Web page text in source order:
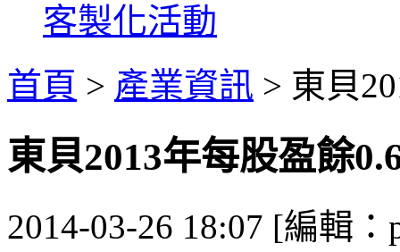
客製化活動
首頁 > 產業資訊 > 東貝
東貝2013年每股盈餘
2014-03-26 18:07 [編輯：